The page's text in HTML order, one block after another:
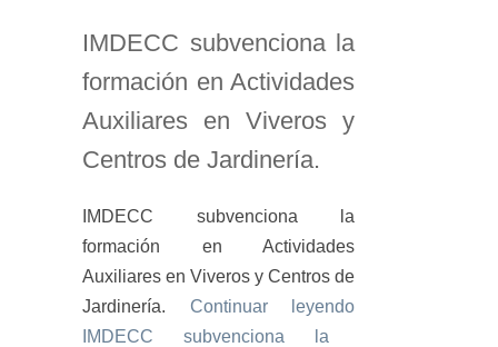
IMDECC subvenciona la
formación en Actividades
Auxiliares en Viveros y
Centros de Jardinería.
IMDECC subvenciona la
formación en Actividades
Auxiliares en Viveros y Centros de
Jardinería. Continuar leyendo
IMDECC subvenciona la